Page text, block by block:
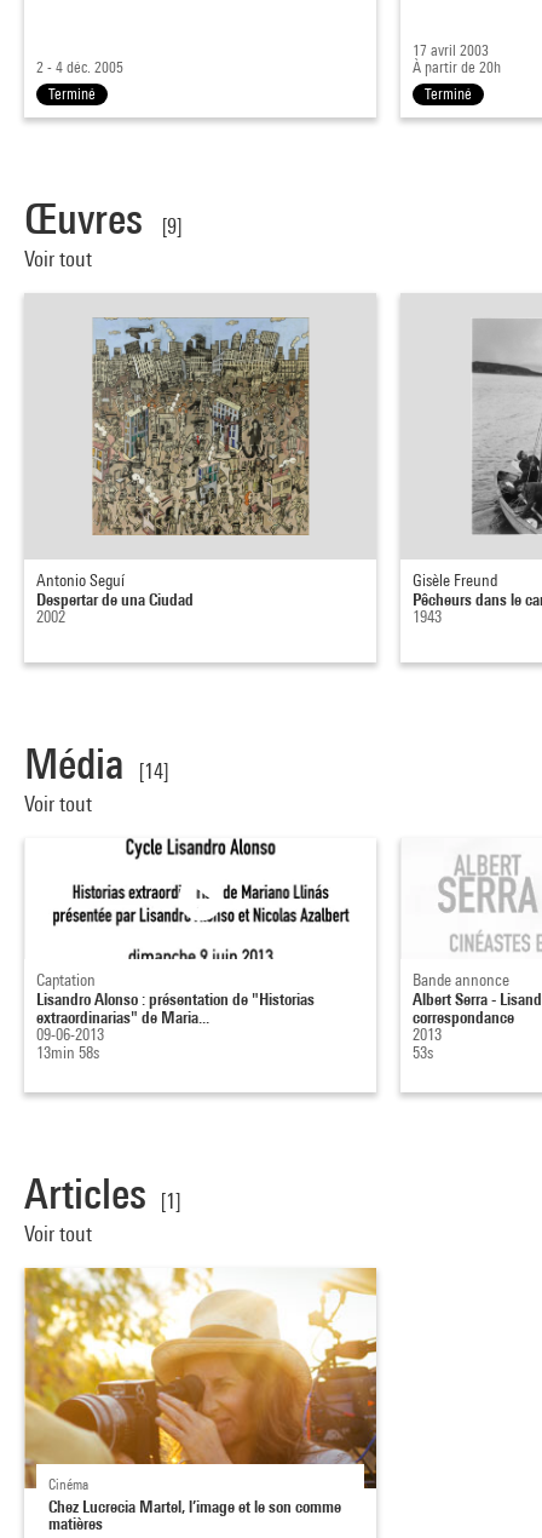
2 - 4 déc. 2005
Terminé
17 avril 2003
À partir de 20h
Terminé
Œuvres
[9]
Voir tout
Antonio Seguí
Despertar de una Ciudad
2002
Gisèle Freund
Pêcheurs dans le
1943
Média
[14]
Voir tout
Captation
Lisandro Alonso : présentation de "Historias
extraordinarias" de Maria...
09-06-2013
13min 58s
Bande annonce
Albert Serra -
correspondance
2013
53s
Articles
[1]
Voir tout
Cinéma
Chez Lucrecia Martel, l’image et le son comme
matières